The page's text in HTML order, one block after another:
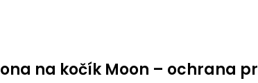
na kočík Moon – ochrana